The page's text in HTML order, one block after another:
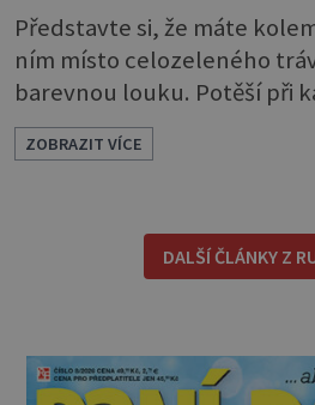
Představte si, že máte
ním místo celozeleného
barevnou louku. Potěší při
okna a navíc příláká užitečný
louky můžete mít i na úplně
lemování. Louka také dodá
divokosti. Při
ZOBRAZIT VÍCE
DALŠÍ ČLÁNKY Z